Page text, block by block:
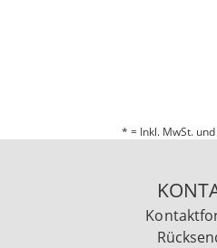
* = Inkl. MwSt.